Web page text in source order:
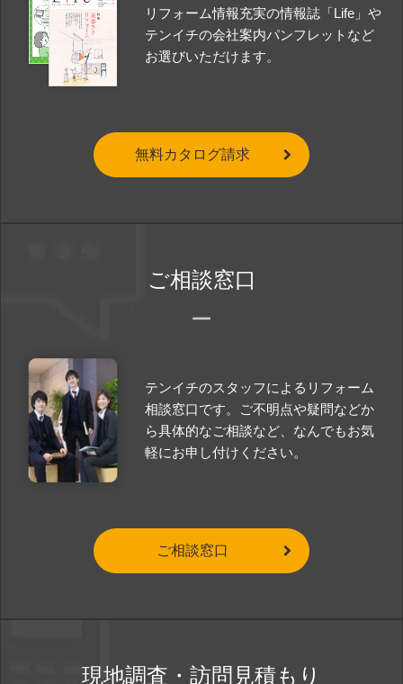
リフォーム情報充実の情報誌「Life」や
テンイチの会社案内パンフレットなど
お選びいただけます。
無料カタログ請求
ご相談窓口
テンイチのスタッフによるリフォーム
相談窓口です。ご不明点や疑問などか
ら具体的なご相談など、なんでもお気
軽にお申し付けください。
ご相談窓口
現地調査・訪問見積もり